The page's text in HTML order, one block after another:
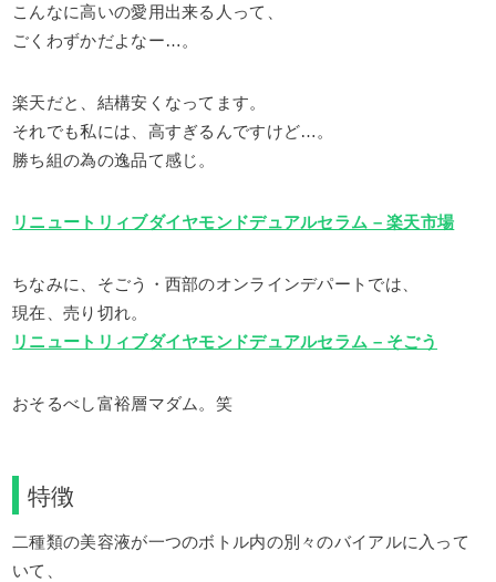
こんなに高いの愛用出来る人って、
ごくわずかだよなー…。
楽天だと、結構安くなってます。
それでも私には、高すぎるんですけど…。
勝ち組の為の逸品て感じ。
リニュートリィブダイヤモンドデュアルセラム – 楽天市場
ちなみに、そごう・西部のオンラインデパートでは、
現在、売り切れ。
リニュートリィブダイヤモンドデュアルセラム – そごう
おそるべし富裕層マダム。笑
特徴
二種類の美容液が一つのボトル内の別々のバイアルに入って
いて、